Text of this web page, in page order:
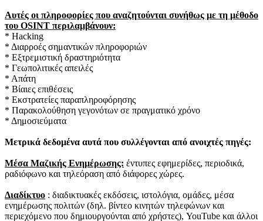
Αυτές οι πληροφορίες που αναζητούνται συνήθως με τη μέθοδο
του OSINT περιλαμβάνουν:
* Hacking
* Διαρροές σημαντικών πληροφοριών
* Εξτρεμιστική δραστηριότητα
* Γεωπολιτικές απειλές
* Απάτη
* Βίαιες επιθέσεις
* Εκστρατείες παραπληροφόρησης
* Παρακολούθηση γεγονότων σε πραγματικό χρόνο
* Δημοσιεύματα
Μετρικά δεδομένα αυτά που συλλέγονται από ανοιχτές πηγές:
Μέσα Μαζικής Ενημέρωσης: έντυπες εφημερίδες, περιοδικά,
ραδιόφωνο και τηλεόραση από διάφορες χώρες.
Διαδίκτυο : διαδικτυακές εκδόσεις, ιστολόγια, ομάδες, μέσα
ενημέρωσης πολιτών (δηλ. βίντεο κινητών τηλεφώνων και
περιεχόμενο που δημιουργούνται από χρήστες), YouTube και άλλοι